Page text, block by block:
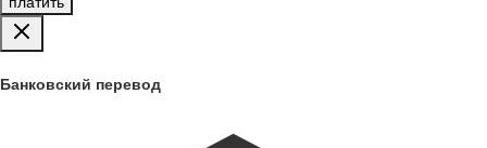
Банковский перевод